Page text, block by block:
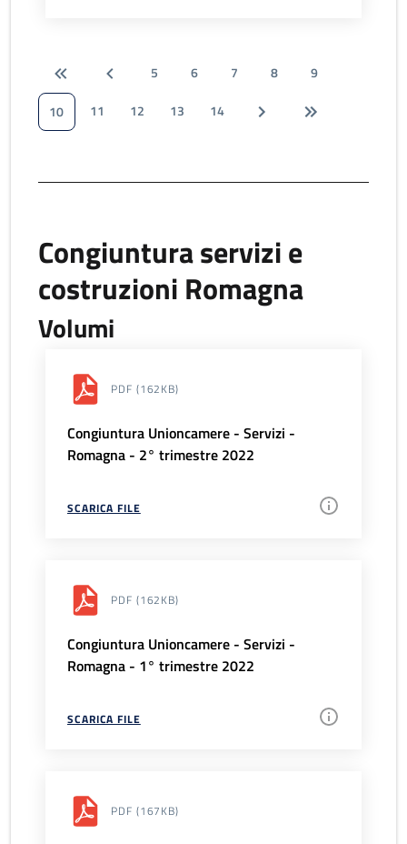
5 6 7 8
9
10
11 12 13 14
Congiuntura servizi e
costruzioni Romagna
Volumi
PDF (162KB)
Congiuntura Unioncamere - Servizi -
Romagna - 2° trimestre 2022
SCARICA FILE
PDF (162KB)
Congiuntura Unioncamere - Servizi -
Romagna - 1° trimestre 2022
SCARICA FILE
PDF (167KB)